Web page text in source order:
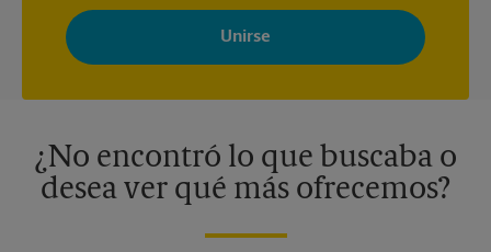
Al registrarse, acepta recibir correos electrónicos de The UPS
Store con noticias, ofertas especiales, promociones y mensajes
adaptados a sus intereses. Puede darse de baja en cualquier
momento. Para más información, consulte nuestra política de
¿No encontró lo que buscaba o
desea ver qué más ofrecemos?